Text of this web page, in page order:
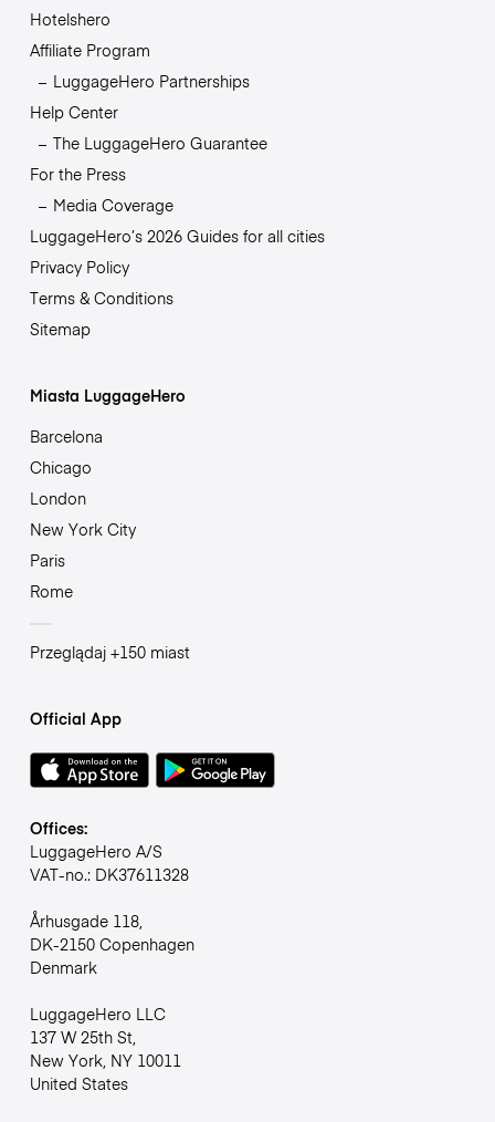
Hotelshero
Affiliate Program
LuggageHero Partnerships
Help Center
The LuggageHero Guarantee
For the Press
Media Coverage
LuggageHero’s 2026 Guides for all cities
Privacy Policy
Terms & Conditions
Sitemap
Miasta LuggageHero
Barcelona
Chicago
London
New York City
Paris
Rome
Przeglądaj +150 miast
Official App
Offices:
LuggageHero A/S
VAT-no.: DK37611328
Århusgade 118,
DK-2150 Copenhagen
Denmark
LuggageHero LLC
137 W 25th St,
New York, NY 10011
United States